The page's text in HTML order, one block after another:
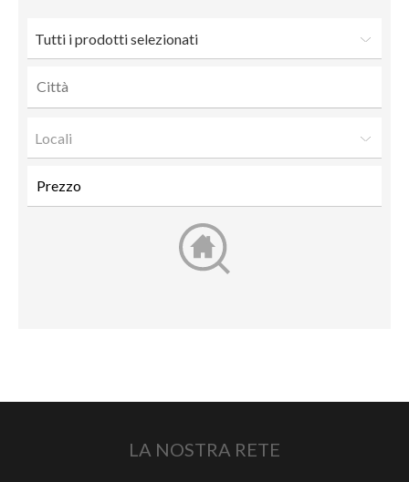
Tutti i prodotti selezionati
Locali
LA NOSTRA RETE